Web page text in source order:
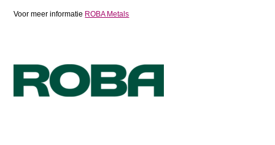
Voor meer informatie ROBA Metals